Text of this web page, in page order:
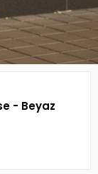
- Beyaz